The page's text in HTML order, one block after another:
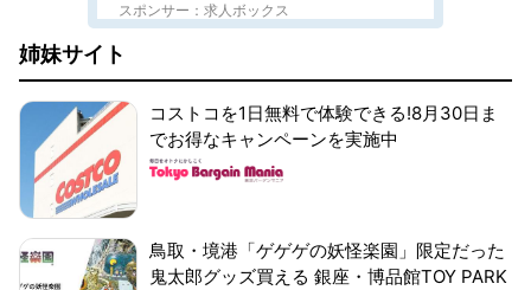
スポンサー：求人ボックス
姉妹サイト
コストコを1日無料で体験できる!8月30日ま
でお得なキャンペーンを実施中
鳥取・境港「ゲゲゲの妖怪楽園」限定だった
鬼太郎グッズ買える 銀座・博品館TOY PARK